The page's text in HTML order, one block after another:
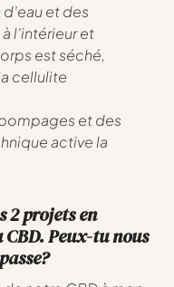
et des
l’intérieur et
est séché,
cellulite
et des
active la
2 projets en
Peux-tu nous